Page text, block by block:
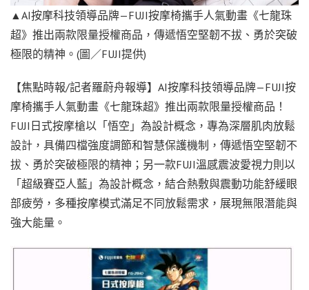
▲AI按摩科技領導品牌—FUJI按摩椅攜手人氣動畫《七龍珠
超》推出兩款限量授權商品，傳遞悟空堅韌不拔、勇於突破
極限的精神。(圖／FUJI提供)
【焦點時報/記者羅蔚舟報導】AI按摩科技領導品牌—FUJI按
摩椅攜手人氣動畫《七龍珠超》推出兩款限量授權商品！
FUJI日式按摩槍以「悟空」為設計概念，專為深層肌肉放鬆
設計，具備四檔強度調節和智慧保護機制，傳遞悟空堅韌不
拔、勇於突破極限的精神；另一款FUJI溫感震波愛視力則以
「超級賽亞人藍」為設計概念，結合熱敷與震動功能舒緩眼
部疲勞，多種按摩模式滿足不同放鬆需求，展現無限潛能與
強大能量。